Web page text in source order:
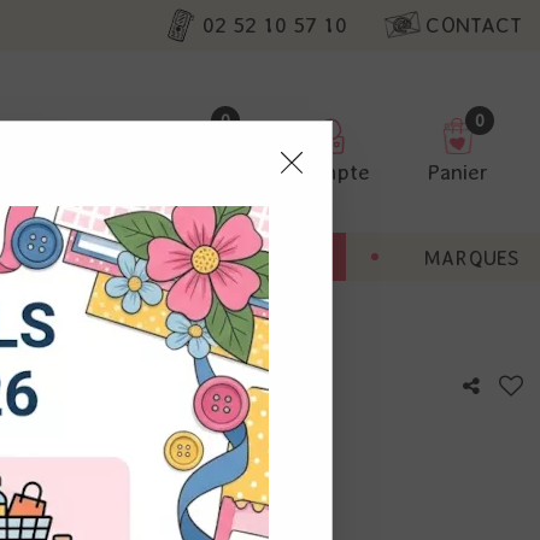
02 52 10 57 10 CONTACT
0
Compte
0
Panier
BONNES AFFAIRES MARQUES
avis !
nos
non
Vous
à droite